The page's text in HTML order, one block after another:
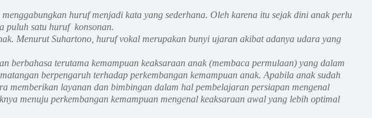
huruf menjadi kata yang sederhana. Oleh karena itu sejak dini anak perlu
puluh satu huruf konsonan.
Menurut Suhartono, huruf vokal merupakan bunyi ujaran akibat adanya udara yang
berbahasa terutama kemampuan keaksaraan anak (membaca permulaan) yang dalam
berpengaruh terhadap perkembangan kemampuan anak. Apabila anak sudah
memberikan layanan dan bimbingan dalam hal pembelajaran persiapan mengenal
menuju perkembangan kemampuan mengenal keaksaraan awal yang lebih optimal